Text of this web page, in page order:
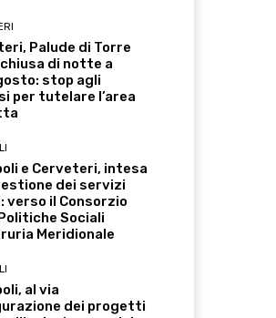
Palude di Torre
chiusa di notte a
stop agli
per tutelare l’area
e Cerveteri, intesa
dei servizi
verso il Consorzio
Sociali
Meridionale
al via
dei progetti